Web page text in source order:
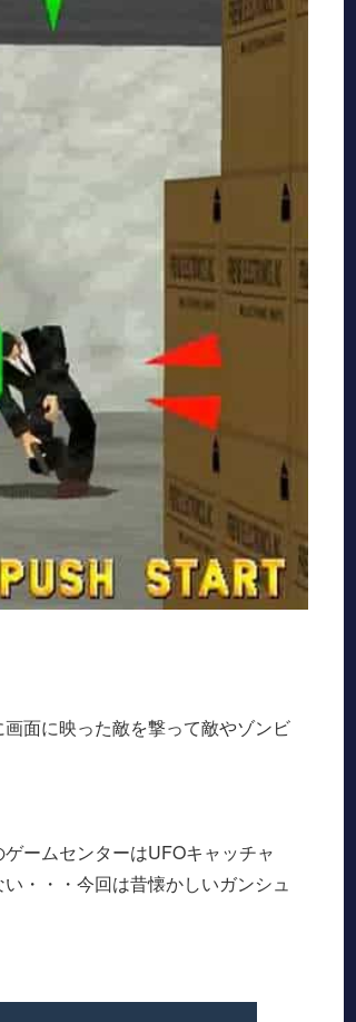
面に映った敵を撃って敵やゾンビ
ームセンターはUFOキャッチャ
・・・今回は昔懐かしいガンシュ